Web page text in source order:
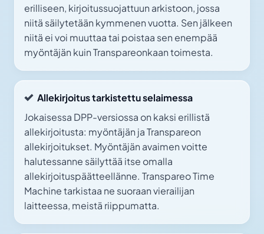
erilliseen, kirjoitussuojattuun arkistoon, jossa
niitä säilytetään kymmenen vuotta. Sen jälkeen
niitä ei voi muuttaa tai poistaa sen enempää
myöntäjän kuin Transpareonkaan toimesta.
Allekirjoitus tarkistettu selaimessa
Jokaisessa DPP-versiossa on kaksi erillistä
allekirjoitusta: myöntäjän ja Transpareon
allekirjoitukset. Myöntäjän avaimen voitte
halutessanne säilyttää itse omalla
allekirjoituspäätteellänne. Transpareo Time
Machine tarkistaa ne suoraan vierailijan
laitteessa, meistä riippumatta.